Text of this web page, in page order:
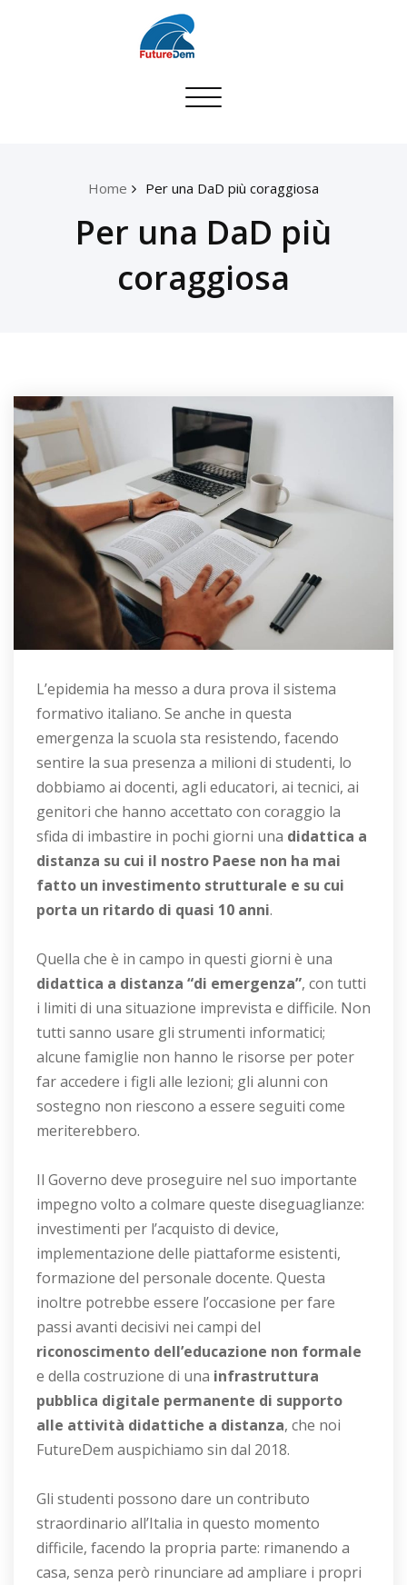
Toggle
Home Per una DaD più coraggiosa
Per una DaD più
coraggiosa
L’epidemia ha messo a dura prova il sistema
formativo italiano. Se anche in questa
emergenza la scuola sta resistendo, facendo
sentire la sua presenza a milioni di studenti, lo
dobbiamo ai docenti, agli educatori, ai tecnici, ai
genitori che hanno accettato con coraggio la
sfida di imbastire in pochi giorni una didattica a
distanza su cui il nostro Paese non ha mai
fatto un investimento strutturale e su cui
porta un ritardo di quasi 10 anni.
Quella che è in campo in questi giorni è una
didattica a distanza “di emergenza”, con tutti
i limiti di una situazione imprevista e difficile. Non
tutti sanno usare gli strumenti informatici;
alcune famiglie non hanno le risorse per poter
far accedere i figli alle lezioni; gli alunni con
sostegno non riescono a essere seguiti come
meriterebbero.
Il Governo deve proseguire nel suo importante
impegno volto a colmare queste diseguaglianze:
investimenti per l’acquisto di device,
implementazione delle piattaforme esistenti,
formazione del personale docente. Questa
inoltre potrebbe essere l’occasione per fare
passi avanti decisivi nei campi del
riconoscimento dell’educazione non formale
e della costruzione di una infrastruttura
pubblica digitale permanente di supporto
alle attività didattiche a distanza, che noi
FutureDem auspichiamo sin dal 2018.
Gli studenti possono dare un contributo
straordinario all’Italia in questo momento
difficile, facendo la propria parte: rimanendo a
casa, senza però rinunciare ad ampliare i propri